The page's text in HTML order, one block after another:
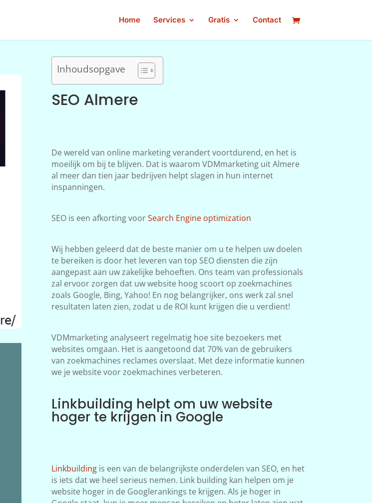
Home Services Gratis Contact
Inhoudsopgave
SEO Almere
De wereld van online marketing verandert voortdurend, en het is
moeilijk om bij te blijven. Dat is waarom VDMmarketing uit Almere
al meer dan tien jaar bedrijven helpt slagen in hun internet
inspanningen.
SEO is een afkorting voorSearch Engine optimization
Wij hebben geleerd dat de beste manier om u te helpen uw doelen
te bereiken is door het leveren van top SEO diensten die zijn
aangepast aan uw zakelijke behoeften. Ons team van professionals
zal ervoor zorgen dat uw website hoog scoort op zoekmachines
zoals Google, Bing, Yahoo! En nog belangrijker, ons werk zal snel
resultaten laten zien, zodat u de ROI kunt krijgen die u verdient!
VDMmarketing analyseert regelmatig hoe site bezoekers met
websites omgaan. Het is aangetoond dat 70% van de gebruikers
van zoekmachines reclames overslaat. Met deze informatie kunnen
we je website voor zoekmachines verbeteren.
Linkbuilding helpt om uw website
hoger te krijgen in Google
Linkbuildingis een van de belangrijkste onderdelen van SEO, en het
is iets dat we heel serieus nemen. Link building kan helpen om je
website hoger in de Googlerankings te krijgen. Als je hoger in